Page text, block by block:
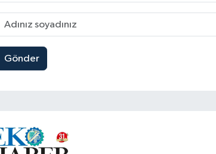
Gönder